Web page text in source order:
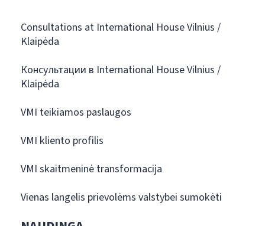
Consultations at International House Vilnius /
Klaipėda
Консультации в International House Vilnius /
Klaipėda
VMI teikiamos paslaugos
VMI kliento profilis
VMI skaitmeninė transformacija
Vienas langelis prievolėms valstybei sumokėti